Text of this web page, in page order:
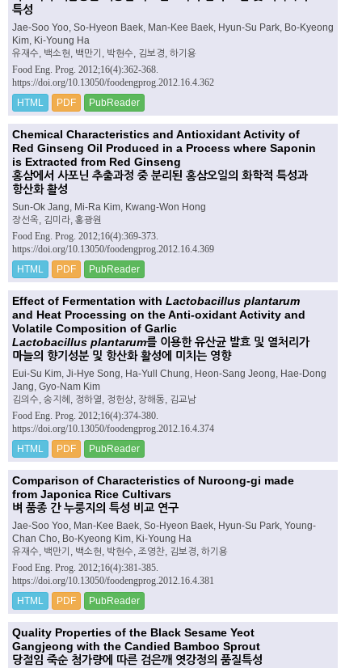
특성
Jae-Soo Yoo, So-Hyeon Baek, Man-Kee Baek, Hyun-Su Park, Bo-Kyeong
Kim, Ki-Young Ha
유재수, 백소현, 백만기, 박현수, 김보경, 하기용
Food Eng. Prog. 2012;16(4):362-368.
https://doi.org/10.13050/foodengprog.2012.16.4.362
HTML PDF PubReader
Chemical Characteristics and Antioxidant Activity of
Red Ginseng Oil Produced in a Process where Saponin
is Extracted from Red Ginseng
홍삼에서 사포닌 추출과정 중 분리된 홍삼오일의 화학적 특성과
항산화 활성
Sun-Ok Jang, Mi-Ra Kim, Kwang-Won Hong
장선옥, 김미라, 홍광원
Food Eng. Prog. 2012;16(4):369-373.
https://doi.org/10.13050/foodengprog.2012.16.4.369
HTML PDF PubReader
Effect of Fermentation with Lactobacillus plantarum
and Heat Processing on the Anti-oxidant Activity and
Volatile Composition of Garlic
Lactobacillus plantarum를 이용한 유산균 발효 및 열처리가
마늘의 향기성분 및 항산화 활성에 미치는 영향
Eui-Su Kim, Ji-Hye Song, Ha-Yull Chung, Heon-Sang Jeong, Hae-Dong
Jang, Gyo-Nam Kim
김의수, 송지혜, 정하열, 정헌상, 장해동, 김교남
Food Eng. Prog. 2012;16(4):374-380.
https://doi.org/10.13050/foodengprog.2012.16.4.374
HTML PDF PubReader
Comparison of Characteristics of Nuroong-gi made
from Japonica Rice Cultivars
벼 품종 간 누룽지의 특성 비교 연구
Jae-Soo Yoo, Man-Kee Baek, So-Hyeon Baek, Hyun-Su Park, Young-
Chan Cho, Bo-Kyeong Kim, Ki-Young Ha
유재수, 백만기, 백소현, 박현수, 조영찬, 김보경, 하기용
Food Eng. Prog. 2012;16(4):381-385.
https://doi.org/10.13050/foodengprog.2012.16.4.381
HTML PDF PubReader
Quality Properties of the Black Sesame Yeot
Gangjeong with the Candied Bamboo Sprout
당절임 죽순 첨가량에 따른 검은깨 엿강정의 품질특성